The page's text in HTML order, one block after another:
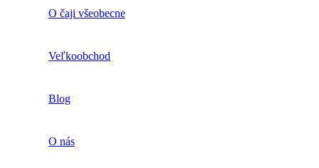
O čaji všeobecne
Veľkoobchod
Blog
O nás